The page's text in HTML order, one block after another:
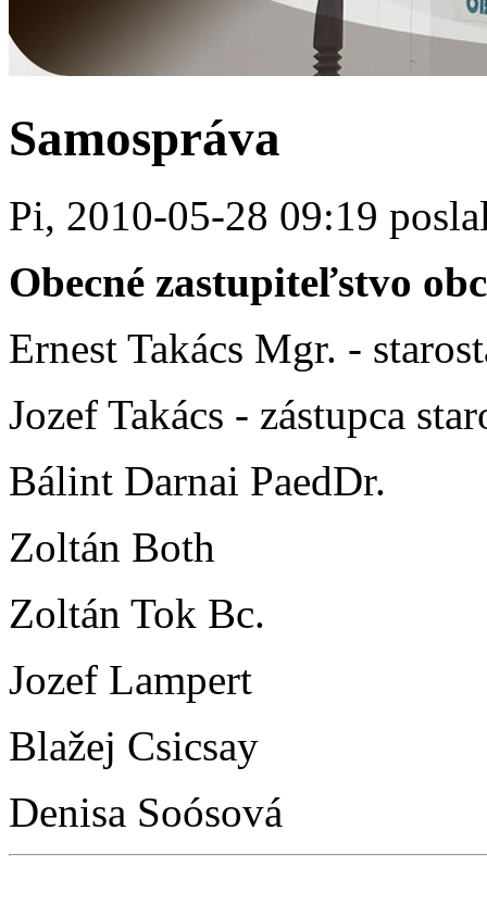
Samospráva
Pi, 2010-05-28 09:19
Obecné zastupiteľstvo
Ernest Takács Mgr. -
Jozef Takács - zástupca
Bálint Darnai PaedDr.
Zoltán Both
Zoltán Tok Bc.
Jozef Lampert
Blažej Csicsay
Denisa Soósová